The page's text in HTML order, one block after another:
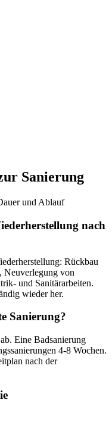
Sanierung
und Ablauf
nach
Rückbau
Neuverlegung von
und Sanitärarbeiten.
wieder her.
Sanierung?
Eine Badsanierung
4-8 Wochen.
nach der